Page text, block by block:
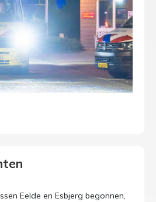
Eelde en Esbjerg begonnen,